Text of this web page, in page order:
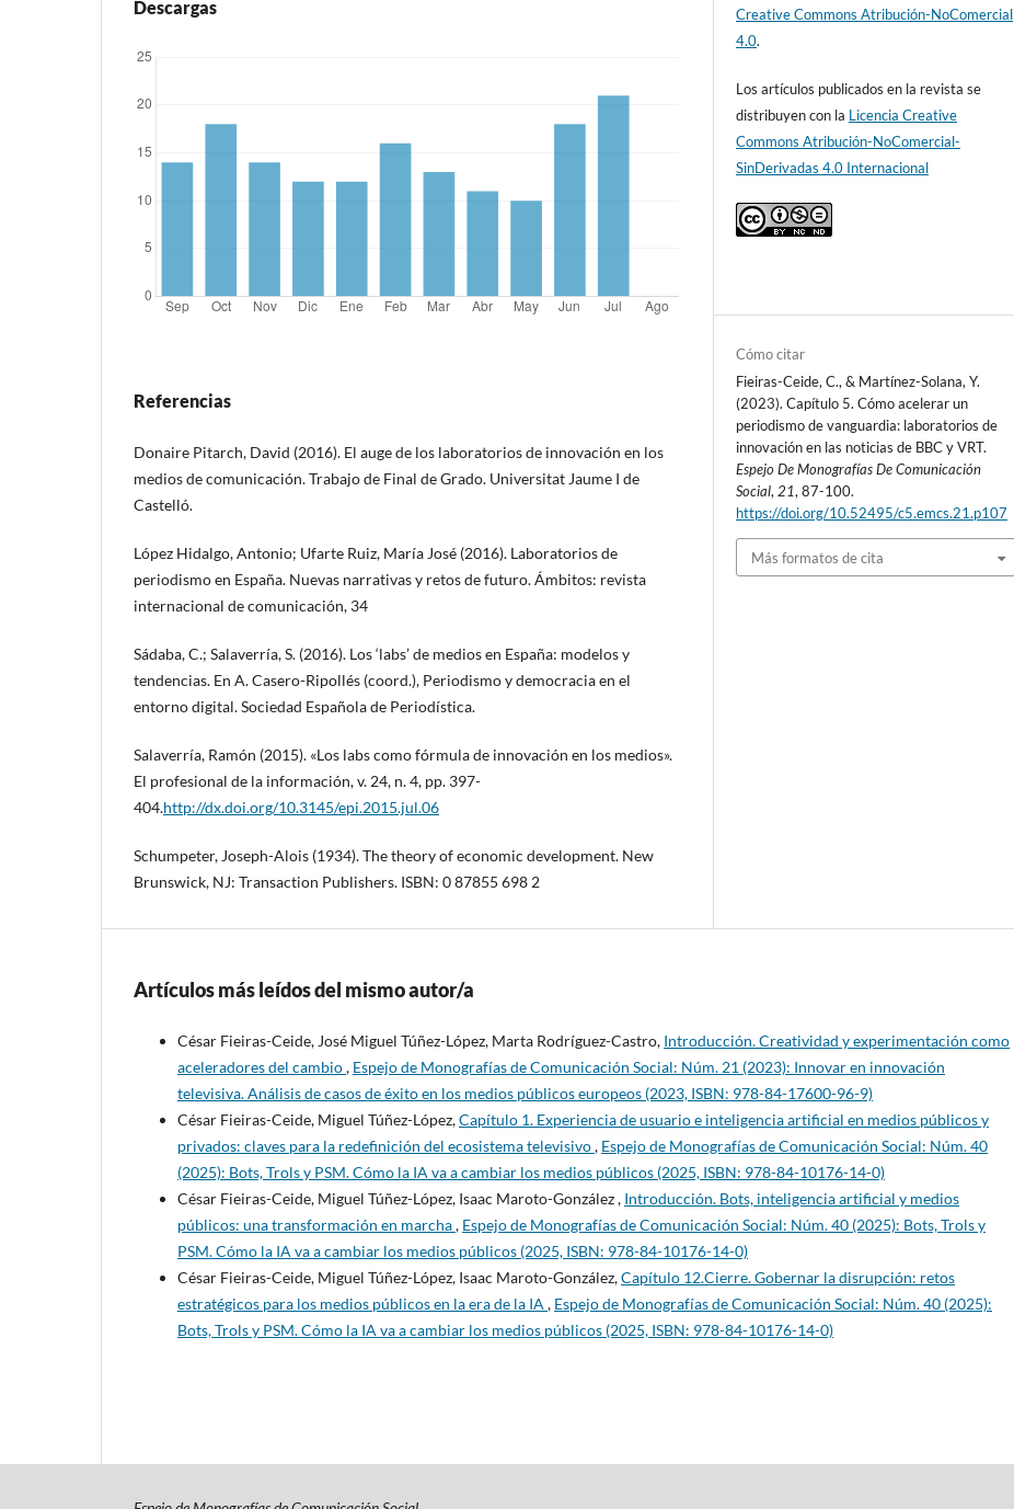
Descargas
Referencias
Donaire Pitarch, David (2016). El auge de los laboratorios de innovación en los
medios de comunicación. Trabajo de Final de Grado. Universitat Jaume I de
Castelló.
López Hidalgo, Antonio; Ufarte Ruiz, María José (2016). Laboratorios de
periodismo en España. Nuevas narrativas y retos de futuro. Ámbitos: revista
internacional de comunicación, 34
Sádaba, C.; Salaverría, S. (2016). Los ‘labs’ de medios en España: modelos y
tendencias. En A. Casero-Ripollés (coord.), Periodismo y democracia en el
entorno digital. Sociedad Española de Periodística.
Salaverría, Ramón (2015). «Los labs como fórmula de innovación en los medios».
El profesional de la información, v. 24, n. 4, pp. 397-
404.http://dx.doi.org/10.3145/epi.2015.jul.06
Schumpeter, Joseph-Alois (1934). The theory of economic development. New
Brunswick, NJ: Transaction Publishers. ISBN: 0 87855 698 2
Creative Commons Atribución-NoComercial
4.0.
Los artículos publicados en la revista se
distribuyen con la Licencia Creative
Commons Atribución-NoComercial-
SinDerivadas 4.0 Internacional
Cómo citar
Fieiras-Ceide, C., & Martínez-Solana, Y.
(2023). Capítulo 5. Cómo acelerar un
periodismo de vanguardia: laboratorios de
innovación en las noticias de BBC y VRT.
Espejo De Monografías De Comunicación
Social,21, 87-100.
https://doi.org/10.52495/c5.emcs.21.p107
Más formatos de cita
Artículos más leídos del mismo autor/a
César Fieiras-Ceide, José Miguel Túñez-López, Marta Rodríguez-Castro, Introducción. Creatividad y experimentación como
aceleradores del cambio, Espejo de Monografías de Comunicación Social: Núm. 21 (2023): Innovar en innovación
televisiva. Análisis de casos de éxito en los medios públicos europeos (2023, ISBN: 978-84-17600-96-9)
César Fieiras-Ceide, Miguel Túñez-López,Capítulo 1. Experiencia de usuario e inteligencia artificial en medios públicos y
privados: claves para la redefinición del ecosistema televisivo, Espejo de Monografías de Comunicación Social: Núm. 40
(2025): Bots, Trols y PSM. Cómo la IA va a cambiar los medios públicos (2025, ISBN: 978-84-10176-14-0)
César Fieiras-Ceide, Miguel Túñez-López, Isaac Maroto-González , Introducción. Bots, inteligencia artificial y medios
públicos: una transformación en marcha, Espejo de Monografías de Comunicación Social: Núm. 40 (2025): Bots, Trols y
PSM. Cómo la IA va a cambiar los medios públicos (2025, ISBN: 978-84-10176-14-0)
César Fieiras-Ceide, Miguel Túñez-López, Isaac Maroto-González,Capítulo 12.Cierre. Gobernar la disrupción: retos
estratégicos para los medios públicos en la era de la IA , Espejo de Monografías de Comunicación Social: Núm. 40 (2025):
Bots, Trols y PSM. Cómo la IA va a cambiar los medios públicos (2025, ISBN: 978-84-10176-14-0)